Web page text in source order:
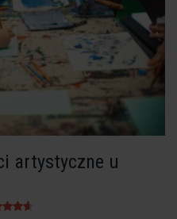
artystyczne u